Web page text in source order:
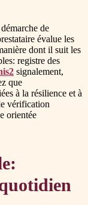
de
évalue les
dont il suit les
registre des
signalement,
que
à la résilience et à
vérification
orientée